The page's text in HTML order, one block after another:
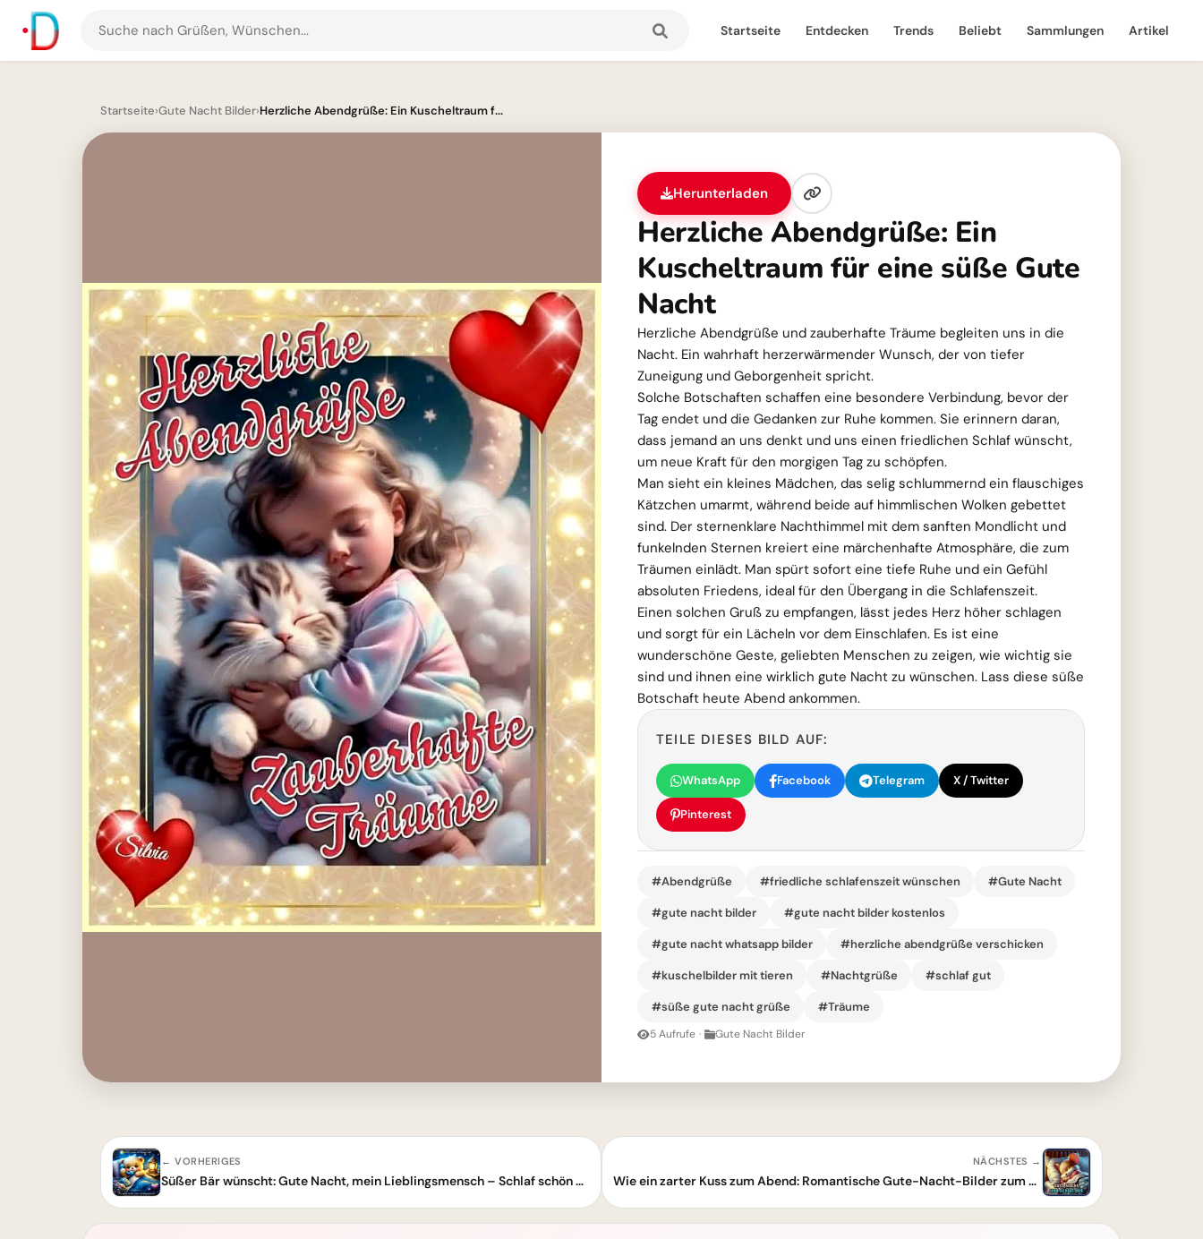
Suche
nach
und
Startseite Entdecken Trends Beliebt Sammlungen Artikel
Startseite›Gute Nacht Bilder›Herzliche Abendgrüße: Ein Kuscheltraum f...
Herunterladen
Herzliche Abendgrüße: Ein
Kuscheltraum für eine süße Gute
Nacht
Herzliche Abendgrüße und zauberhafte Träume begleiten uns in die
Nacht. Ein wahrhaft herzerwärmender Wunsch, der von tiefer
Zuneigung und Geborgenheit spricht.
Solche Botschaften schaffen eine besondere Verbindung, bevor der
Tag endet und die Gedanken zur Ruhe kommen. Sie erinnern daran,
dass jemand an uns denkt und uns einen friedlichen Schlaf wünscht,
um neue Kraft für den morgigen Tag zu schöpfen.
Man sieht ein kleines Mädchen, das selig schlummernd ein flauschiges
Kätzchen umarmt, während beide auf himmlischen Wolken gebettet
sind. Der sternenklare Nachthimmel mit dem sanften Mondlicht und
funkelnden Sternen kreiert eine märchenhafte Atmosphäre, die zum
Träumen einlädt. Man spürt sofort eine tiefe Ruhe und ein Gefühl
absoluten Friedens, ideal für den Übergang in die Schlafenszeit.
Einen solchen Gruß zu empfangen, lässt jedes Herz höher schlagen
und sorgt für ein Lächeln vor dem Einschlafen. Es ist eine
wunderschöne Geste, geliebten Menschen zu zeigen, wie wichtig sie
sind und ihnen eine wirklich gute Nacht zu wünschen. Lass diese süße
Botschaft heute Abend ankommen.
TEILE DIESES BILD AUF:
WhatsApp Facebook Telegram X / Twitter
Pinterest
#Abendgrüße #friedliche schlafenszeit wünschen #Gute Nacht
#gute nacht bilder #gute nacht bilder kostenlos
#gute nacht whatsapp bilder #herzliche abendgrüße verschicken
#kuschelbilder mit tieren #Nachtgrüße #schlaf gut
#süße gute nacht grüße #Träume
5 Aufrufe · Gute Nacht Bilder
← VORHERIGES
Süßer Bär wünscht: Gute Nacht, mein Lieblingsmensch – Schlaf schön und träum süß!
NÄCHSTES →
Wie ein zarter Kuss zum Abend: Romantische Gute-Nacht-Bilder zum Teilen